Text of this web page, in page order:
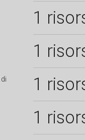
1
1
di 1
1